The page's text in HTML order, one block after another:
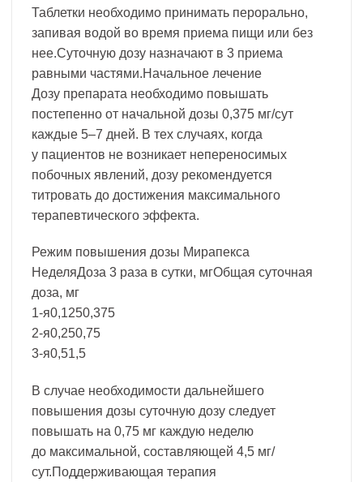
Таблетки необходимо принимать перорально,
запивая водой во время приема пищи или без
нее.Суточную дозу назначают в 3 приема
равными частями.Начальное лечение
Дозу препарата необходимо повышать
постепенно от начальной дозы 0,375 мг/сут
каждые 5–7 дней. В тех случаях, когда
у пациентов не возникает непереносимых
побочных явлений, дозу рекомендуется
титровать до достижения максимального
терапевтического эффекта.
Режим повышения дозы Мирапекса
НеделяДоза 3 раза в сутки, мгОбщая суточная
доза, мг
1-я0,1250,375
2-я0,250,75
3-я0,51,5
В случае необходимости дальнейшего
повышения дозы суточную дозу следует
повышать на 0,75 мг каждую неделю
до максимальной, составляющей 4,5 мг/
сут.Поддерживающая терапия